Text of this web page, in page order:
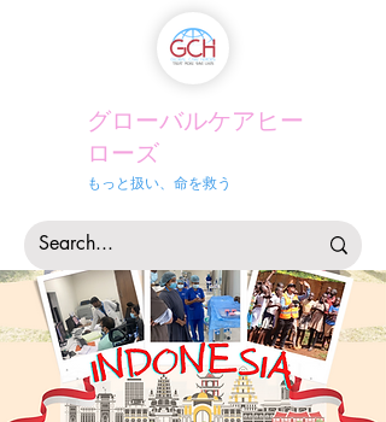
グローバルケアヒー
ローズ
もっと扱い、命を救う